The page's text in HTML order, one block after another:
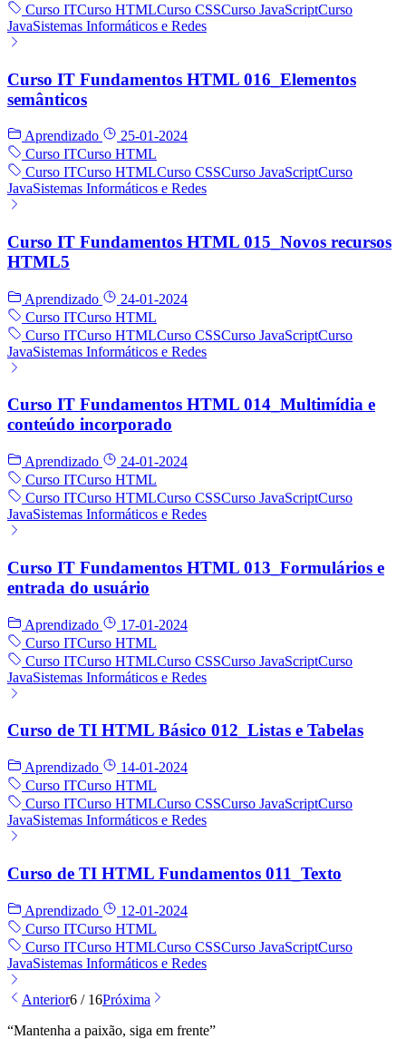
Curso ITCurso HTMLCurso CSSCurso JavaScriptCurso
JavaSistemas Informáticos e Redes
Curso IT Fundamentos HTML 016_Elementos
semânticos
Aprendizado
25-01-2024
Curso ITCurso HTML
Curso ITCurso HTMLCurso CSSCurso JavaScriptCurso
JavaSistemas Informáticos e Redes
Curso IT Fundamentos HTML 015_Novos recursos
HTML5
Aprendizado
24-01-2024
Curso ITCurso HTML
Curso ITCurso HTMLCurso CSSCurso JavaScriptCurso
JavaSistemas Informáticos e Redes
Curso IT Fundamentos HTML 014_Multimídia e
conteúdo incorporado
Aprendizado
24-01-2024
Curso ITCurso HTML
Curso ITCurso HTMLCurso CSSCurso JavaScriptCurso
JavaSistemas Informáticos e Redes
Curso IT Fundamentos HTML 013_Formulários e
entrada do usuário
Aprendizado
17-01-2024
Curso ITCurso HTML
Curso ITCurso HTMLCurso CSSCurso JavaScriptCurso
JavaSistemas Informáticos e Redes
Curso de TI HTML Básico 012_Listas e Tabelas
Aprendizado
14-01-2024
Curso ITCurso HTML
Curso ITCurso HTMLCurso CSSCurso JavaScriptCurso
JavaSistemas Informáticos e Redes
Curso de TI HTML Fundamentos 011_Texto
Aprendizado
12-01-2024
Curso ITCurso HTML
Curso ITCurso HTMLCurso CSSCurso JavaScriptCurso
JavaSistemas Informáticos e Redes
Anterior6 / 16Próxima
“Mantenha a paixão, siga em frente”